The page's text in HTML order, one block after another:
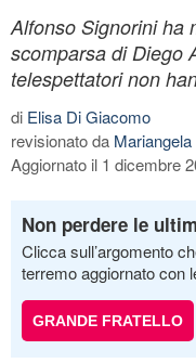
Alfonso Signorini ha
scomparsa di Diego
telespettatori non
di Elisa Di Giacomo
revisionato da
Aggiornato il 1 dicembre
Non perdere le
Clicca sull’argomento
terremo aggiornato con
GRANDE FRATELLO